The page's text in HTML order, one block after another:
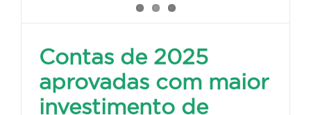
Contas de 2025
aprovadas com maior
investimento de